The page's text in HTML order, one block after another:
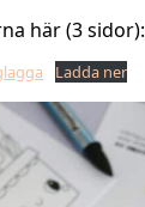
här (3 sidor):
Ladda ner